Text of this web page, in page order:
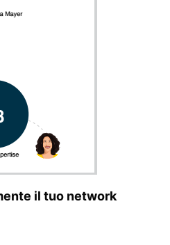
il tuo network